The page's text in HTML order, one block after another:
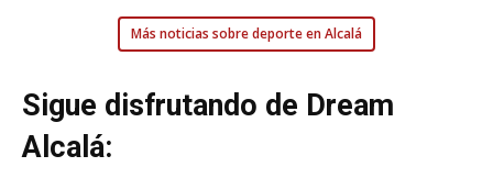
Más noticias sobre deporte en Alcalá
Sigue disfrutando de Dream
Alcalá: